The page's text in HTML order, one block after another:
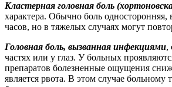
Кластерная головная боль
характера. Обычно боль
часов, но в тяжелых случаях могут
Головная боль, вызванная инфекциями,
частях или у глаз. У больных
препаратов болезненные ощущения
является рвота. В этом случае